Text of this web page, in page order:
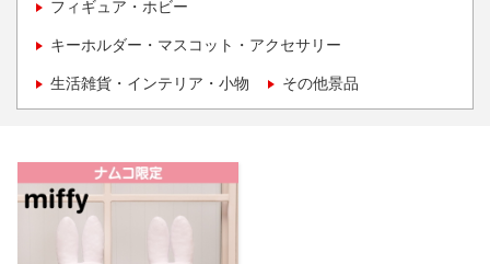
フィギュア・ホビー
キーホルダー・マスコット・アクセサリー
生活雑貨・インテリア・小物 その他景品